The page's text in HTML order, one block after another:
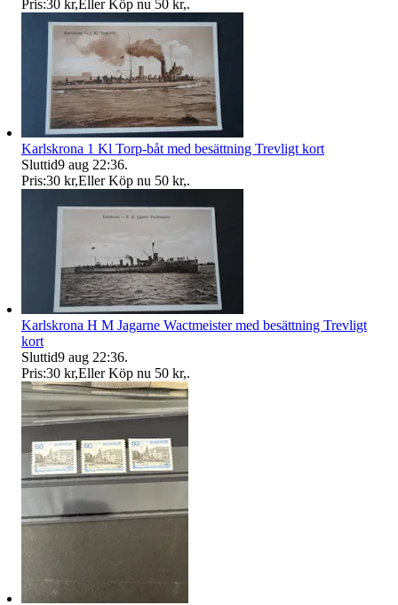
Pris:30 kr, Eller Köp nu 50 kr,.
Karlskrona 1 Kl Torp-båt med besättning Trevligt kort
Sluttid9 aug 22:36.
Pris:30 kr,Eller Köp nu 50 kr,.
Karlskrona H M Jagarne Wactmeister med besättning Trevligt
kort
Sluttid9 aug 22:36.
Pris:30 kr,Eller Köp nu 50 kr,.